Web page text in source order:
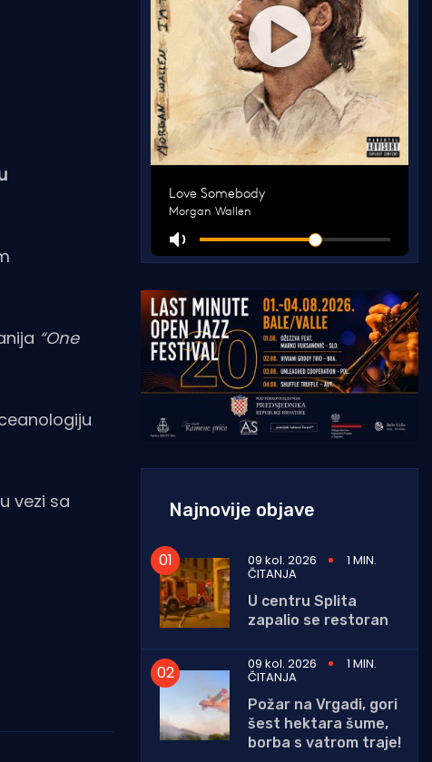
“One
vezi sa
Najnovije objave
09 kol. 2026 1 MIN.
ČITANJA
U centru Splita
zapalio se restoran
09 kol. 2026 1 MIN.
ČITANJA
Požar na Vrgadi, gori
šest hektara šume,
borba s vatrom traje!